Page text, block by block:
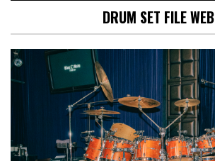
DRUM SET FILE WEB